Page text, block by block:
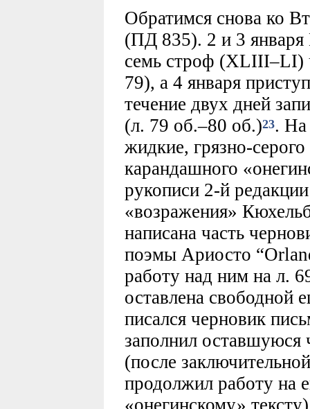
Обратимся снова ко
(ПД 835). 2 и 3 января
семь строф (XLIII–LI)
79), а 4 января
течение двух дней
(л. 79 об.–80 об.)23. На
жидкие, грязно-
карандашного
рукописи 2-й
«возражения»
написана часть
поэмы Ариосто
работу над ним на л.
оставлена свободной
писался черновик
заполнил
(после
продолжил работу на
«онегинскому»